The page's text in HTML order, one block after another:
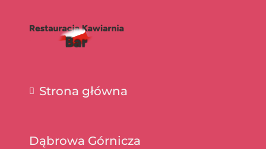
Strona główna
Dąbrowa Górnicza